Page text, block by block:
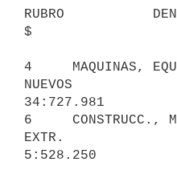
RUBRO
$
4     MAQUINAS,
NUEVOS
34:727.981
6     CONSTRUCC.,
EXTR.
5:528.250